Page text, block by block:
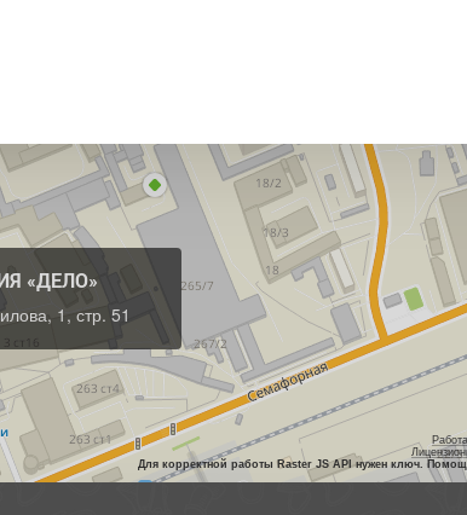
«ДЕЛО»
1, стр. 51
Для корректной работы Raster JS API нужен ключ.